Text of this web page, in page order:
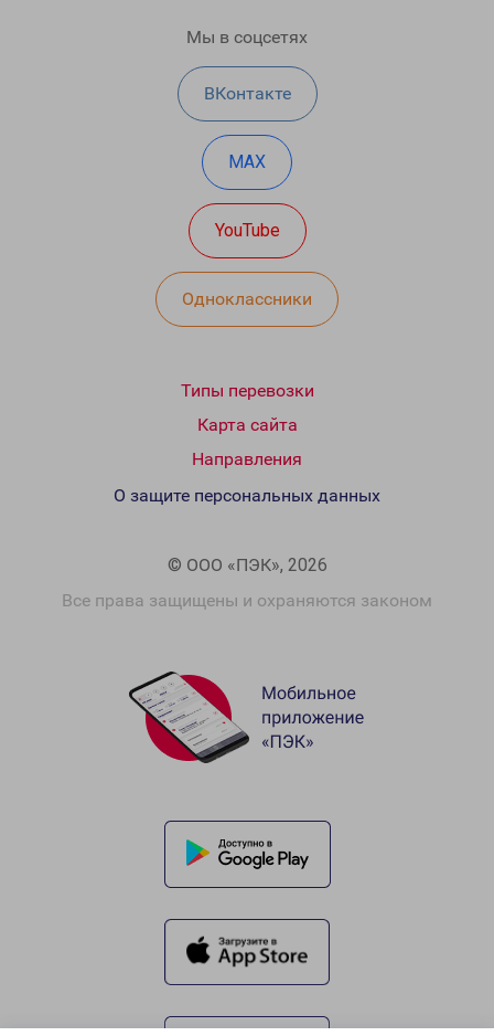
Мы в соцсетях
ВКонтакте
MAX
YouTube
Одноклассники
Типы перевозки
Карта сайта
Направления
© ООО «ПЭК», 2026
Все права защищены и охраняются законом
О защите персональных данных